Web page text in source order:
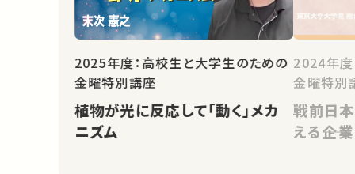
2025年度：高校生と大学生のための
金曜特別講座
植物が光に反応して「動く」メカ
ニズム
2024年度
金曜特別
戦前日
える――企